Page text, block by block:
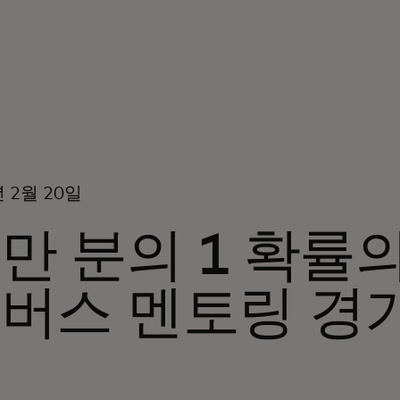
2월 20일
분의 1 확률
스 멘토링 경기